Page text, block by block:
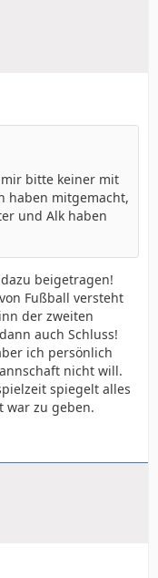
bitte keiner mit
haben mitgemacht,
und Alk haben
beigetragen!
Fußball versteht
der zweiten
auch Schluss!
ich persönlich
nicht will.
spiegelt alles
war zu geben.